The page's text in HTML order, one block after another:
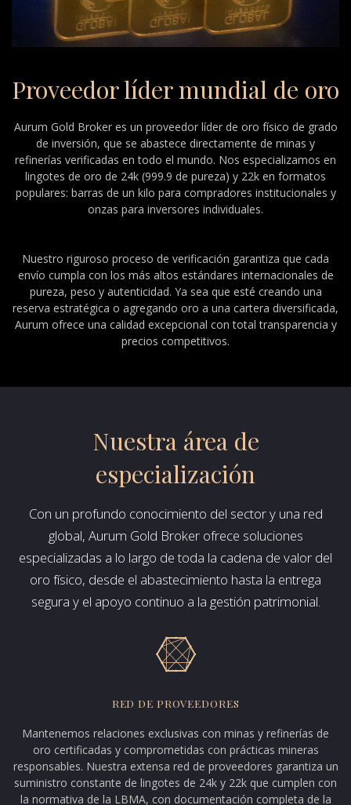
Proveedor líder mundial de oro
Aurum Gold Broker es un proveedor líder de oro físico de grado
de inversión, que se abastece directamente de minas y
refinerías verificadas en todo el mundo. Nos especializamos en
lingotes de oro de 24k (999.9 de pureza) y 22k en formatos
populares: barras de un kilo para compradores institucionales y
onzas para inversores individuales.
Nuestro riguroso proceso de verificación garantiza que cada
envío cumpla con los más altos estándares internacionales de
pureza, peso y autenticidad. Ya sea que esté creando una
reserva estratégica o agregando oro a una cartera diversificada,
Aurum ofrece una calidad excepcional con total transparencia y
precios competitivos.
Nuestra área de
especialización
Con un profundo conocimiento del sector y una red
global, Aurum Gold Broker ofrece soluciones
especializadas a lo largo de toda la cadena de valor del
oro físico, desde el abastecimiento hasta la entrega
segura y el apoyo continuo a la gestión patrimonial.
RED DE PROVEEDORES
Mantenemos relaciones exclusivas con minas y refinerías de
oro certificadas y comprometidas con prácticas mineras
responsables. Nuestra extensa red de proveedores garantiza un
suministro constante de lingotes de 24k y 22k que cumplen con
la normativa de la LBMA, con documentación completa de la